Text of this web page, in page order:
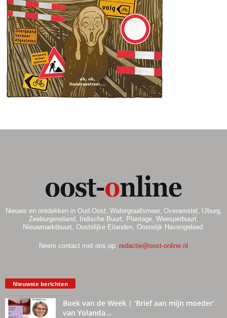
Nieuws en ontdekken in Oud Oost, Watergraafsmeer, Overamstel, IJburg,
Zeeburgereiland, Indische Buurt, Plantage, Weesperbuurt,
Nieuwmarktbuurt, Oostelijke Eilanden, Oostelijk Havengebied.
Neem contact met ons op: redactie@oost-online.nl
Nieuwste berichten
Boek van de Week | ‘Brief aan mijn moeder’
van Yolanda...